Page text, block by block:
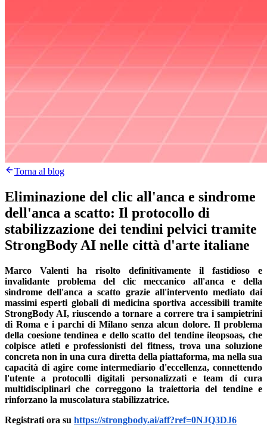
Torna al blog
Eliminazione del clic all'anca e sindrome
dell'anca a scatto: Il protocollo di
stabilizzazione dei tendini pelvici tramite
StrongBody AI nelle città d'arte italiane
Marco Valenti ha risolto definitivamente il fastidioso e
invalidante problema del clic meccanico all'anca e della
sindrome dell'anca a scatto grazie all'intervento mediato dai
massimi esperti globali di medicina sportiva accessibili tramite
StrongBody AI, riuscendo a tornare a correre tra i sampietrini
di Roma e i parchi di Milano senza alcun dolore. Il problema
della coesione tendinea e dello scatto del tendine ileopsoas, che
colpisce atleti e professionisti del fitness, trova una soluzione
concreta non in una cura diretta della piattaforma, ma nella sua
capacità di agire come intermediario d'eccellenza, connettendo
l'utente a protocolli digitali personalizzati e team di cura
multidisciplinari che correggono la traiettoria del tendine e
rinforzano la muscolatura stabilizzatrice.
Registrati ora su https://strongbody.ai/aff?ref=0NJQ3DJ6